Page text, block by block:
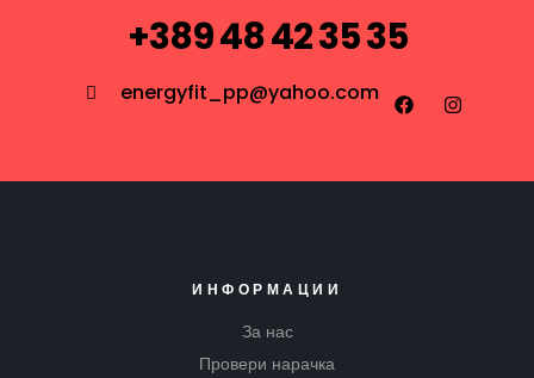
+389 48 42 35 35
energyfit_pp@yahoo.com
ИНФОРМАЦИИ
За нас
Провери нарачка